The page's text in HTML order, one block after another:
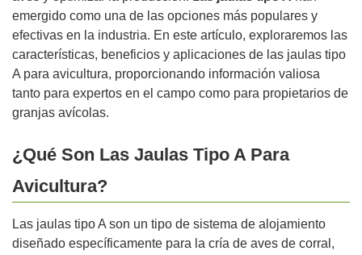
emergido como una de las opciones más populares y
efectivas en la industria. En este artículo, exploraremos las
características, beneficios y aplicaciones de las jaulas tipo
A para avicultura, proporcionando información valiosa
tanto para expertos en el campo como para propietarios de
granjas avícolas.
¿Qué Son Las Jaulas Tipo A Para
Avicultura?
Las jaulas tipo A son un tipo de sistema de alojamiento
diseñado específicamente para la cría de aves de corral,